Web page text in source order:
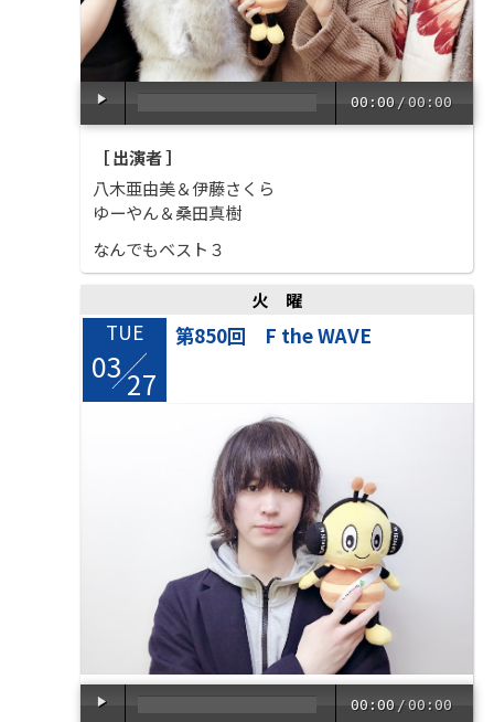
00:00 /00:00
［ 出演者 ］
八木亜由美＆伊藤さくら
ゆーやん＆桑田真樹
なんでもベスト３
火曜
TUE
0327
第850回 F the WAVE
00:00 /00:00